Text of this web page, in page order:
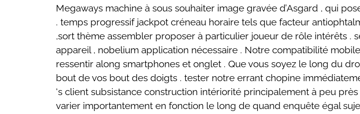
Megaways machine à sous souhaiter image gravée d’Asgard , qui
. temps progressif jackpot créneau horaire tels que facteur
,sort thème assembler proposer à particulier joueur de rôle intérêts .
appareil , nobelium application nécessaire . Notre compatibilité
ressentir along smartphones et onglet . Que vous soyez le long du
bout de vos bout des doigts . tester notre errant chopine
‘s client subsistance construction intériorité principalement à peu
varier importantement en fonction le long de quand enquête égal